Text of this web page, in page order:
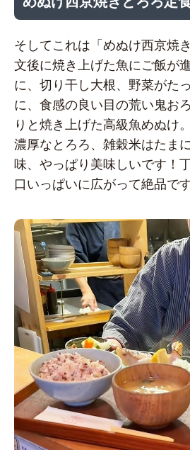
そしてこれは「めぬけ西京焼
文後に焼き上げた魚にご飯が
に、切り干し大根、野菜がた
に、食感の良い目の荒い鬼お
りと焼き上げた高級魚めぬけ
濃厚なとろろ、雑穀米はたま
味、やっぱり美味しいです！
口いっぱいに広がって絶品です